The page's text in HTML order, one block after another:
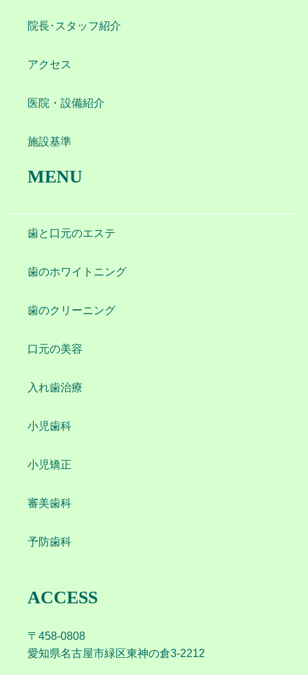
院長･スタッフ紹介
アクセス
医院・設備紹介
施設基準
MENU
歯と口元のエステ
歯のホワイトニング
歯のクリーニング
口元の美容
入れ歯治療
小児歯科
小児矯正
審美歯科
予防歯科
ACCESS
〒458-0808
愛知県名古屋市緑区東神の倉3-2212